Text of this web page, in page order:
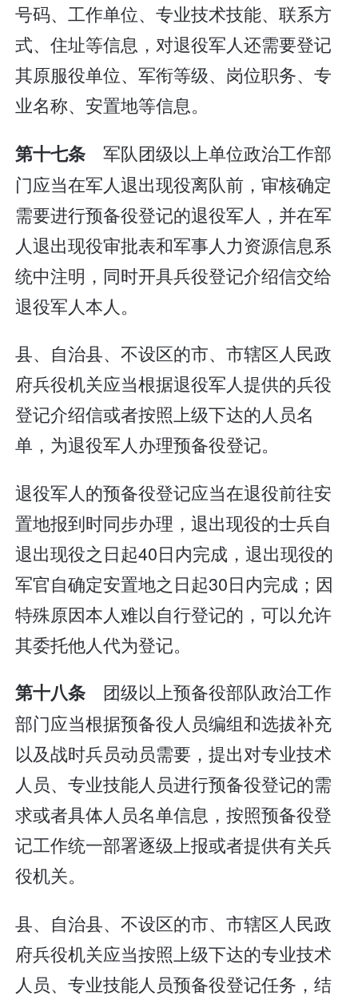
号码、工作单位、专业技术技能、联系方
式、住址等信息，对退役军人还需要登记
其原服役单位、军衔等级、岗位职务、专
业名称、安置地等信息。
第十七条军队团级以上单位政治工作部
门应当在军人退出现役离队前，审核确定
需要进行预备役登记的退役军人，并在军
人退出现役审批表和军事人力资源信息系
统中注明，同时开具兵役登记介绍信交给
退役军人本人。
县、自治县、不设区的市、市辖区人民政
府兵役机关应当根据退役军人提供的兵役
登记介绍信或者按照上级下达的人员名
单，为退役军人办理预备役登记。
退役军人的预备役登记应当在退役前往安
置地报到时同步办理，退出现役的士兵自
退出现役之日起40日内完成，退出现役的
军官自确定安置地之日起30日内完成；因
特殊原因本人难以自行登记的，可以允许
其委托他人代为登记。
第十八条 团级以上预备役部队政治工作
部门应当根据预备役人员编组和选拔补充
以及战时兵员动员需要，提出对专业技术
人员、专业技能人员进行预备役登记的需
求或者具体人员名单信息，按照预备役登
记工作统一部署逐级上报或者提供有关兵
役机关。
县、自治县、不设区的市、市辖区人民政
府兵役机关应当按照上级下达的专业技术
人员、专业技能人员预备役登记任务，结